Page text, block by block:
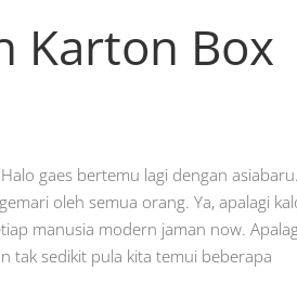
Karton Box
gaes bertemu lagi dengan
oleh semua orang. Ya, apalagi
manusia modern jaman now.
tak sedikit pula kita temui beberapa